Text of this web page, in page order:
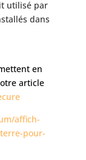
utilisé par
dans
en
article
affich-
pour-